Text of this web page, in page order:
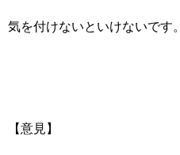
気を付けないといけないです。
【意見】